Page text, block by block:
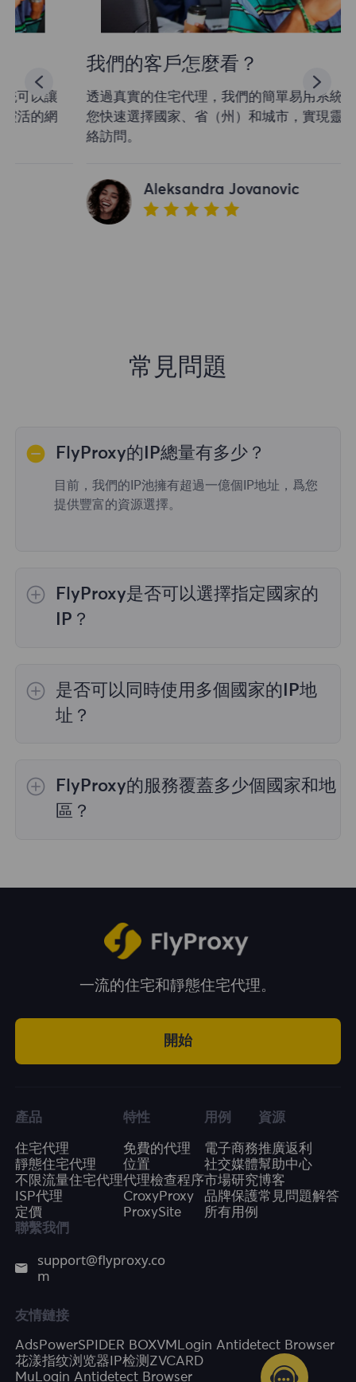
我們的客戶怎麼看？
透過真實的住宅代理，我們的簡單易用系統可以讓
您快速選擇國家、省（州）和城市，實現靈活的網
Aleksandra Jovanovic
常見問題
FlyProxy的IP總量有多少？
目前，我們的IP池擁有超過一億個IP地址，爲您
提供豐富的資源選擇。
FlyProxy是否可以選擇指定國家的
IP？
的代理選擇； 靜態住宅代理提供36個國家的代
理，購買時您可以選擇所需的國家。
是否可以同時使用多個國家的IP地
址？
有用。您可以在管理面板中自由選擇和切換不同
國家的IP地址。
FlyProxy的服務覆蓋多少個國家和地
區？
一流的住宅和靜態住宅代理。
開始
產品
住宅代理
靜態住宅代理
不限流量住宅代理
ISP代理
定價
特性
免費的代理
位置
代理檢查程序
CroxyProxy
ProxySite
用例
電子商務
社交媒體
市場研究
品牌保護
所有用例
資源
推廣返利
幫助中心
博客
常見問題解答
聯繫我們
support@flyproxy.co
m
友情鏈接
AdsPowerSPIDER BOXVMLogin Antidetect Browser
花漾指纹浏览器 IP检测 ZVCARD
MuLogin Antidetect Browser